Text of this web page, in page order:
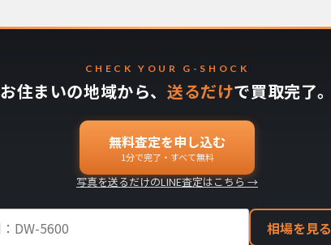
CHECK YOUR G-SHOCK
お住まいの地域から、 送るだけで買取完了。
無料査定を申し込む
1分で完了・すべて無料
写真を送るだけのLINE査定はこちら →
相場を見る